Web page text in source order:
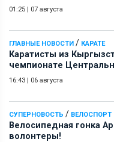
01:25 | 07 августа
ГЛАВНЫЕ НОВОСТИ / КАРАТЕ
Каратисты из
чемпионате
16:43 | 06 августа
СУПЕРНОВОСТЬ / ВЕЛОСПОРТ
Велосипедная гонка
волонтеры!